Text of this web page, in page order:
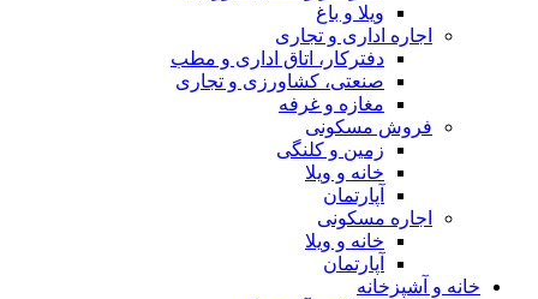
ویلا و باغ
اجاره اداری و تجاری
دفترکار، اتاق اداری و مطب
صنعتی، کشاورزی و تجاری
مغازه و غرفه
فروش مسکونی
زمین و کلنگی
خانه و ویلا
آپارتمان
اجاره مسکونی
خانه و ویلا
آپارتمان
خانه و آشپزخانه